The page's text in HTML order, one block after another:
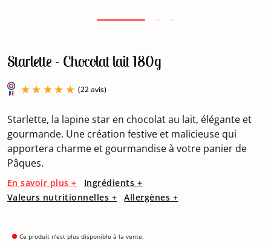
Starlette - Chocolat lait 180g
Starlette, la lapine star en chocolat au lait, élégante et
gourmande. Une création festive et malicieuse qui
apportera charme et gourmandise à votre panier de
Pâques.
En savoir plus +
Ingrédients +
Valeurs nutritionnelles +
Allergènes +
Ce produit n’est plus disponible à la vente.